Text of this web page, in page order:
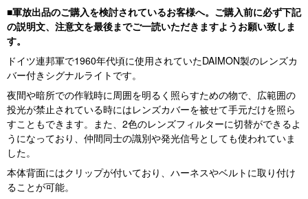
■軍放出品のご購入を検討されているお客様へ。ご購入前に必ず下記
の説明文、注意文を最後までご一読いただきますようお願い致しま
す。
ドイツ連邦軍で1960年代頃に使用されていたDAIMON製のレンズカ
バー付きシグナルライトです。
夜間や暗所での作戦時に周囲を明るく照らすための物で、広範囲の
投光が禁止されている時にはレンズカバーを被せて手元だけを照ら
すこともできます。また、2色のレンズフィルターに切替ができるよ
うになっており、仲間同士の識別や発光信号としても使われていま
した。
本体背面にはクリップが付いており、ハーネスやベルトに取り付け
ることが可能。